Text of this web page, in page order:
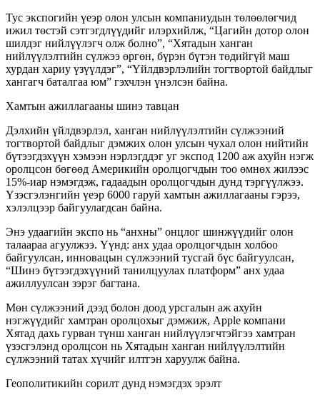
Тус экспогийн үеэр олон улсын компаниудын төлөөлөгчид
ижил төстэй сэтгэгдлүүдийг илэрхийлж, “Цагийн дотор олон
шилдэг нийлүүлэгч олж болно”, “Хятадын ханган
нийлүүлэлтийн сүлжээ өргөн, бүрэн бүтэн төдийгүй маш
хурдан хариу үзүүлдэг”, “Үйлдвэрлэлийн тогтвортой байдлыг
хангагч баталгаа юм” гэхчлэн үнэлсэн байна.
Хамтын ажиллагааны шинэ тавцан
Дэлхийн үйлдвэрлэл, ханган нийлүүлэлтийн сүлжээний
тогтвортой байдлыг дэмжих олон улсын чухал олон нийтийн
бүтээгдэхүүн хэмээн нэрлэгддэг уг экспод 1200 аж ахуйн нэгж
оролцсон бөгөөд Америкийн оролцогчдын тоо өмнөх жилээс
15%-иар нэмэгдэж, гадаадын оролцогчдын дунд тэргүүлжээ.
Үзэсгэлэнгийн үеэр 6000 гаруй хамтын ажиллагааны гэрээ,
хэлэлцээр байгуулагдсан байна.
Энэ удаагийн экспо нь “анхны” онцлог шинжүүдийг олон
талаараа агуулжээ. Үүнд: анх удаа оролцогчдын холбоо
байгуулсан, инновацын сүлжээний тусгай бүс байгуулсан,
“Шинэ бүтээгдэхүүний танилцуулах платформ” анх удаа
ажиллуулсан зэрэг багтана.
Мөн сүлжээний дээд болон доод урсгалын аж ахуйн
нэгжүүдийг хамтран оролцохыг дэмжиж, Apple компани
Хятад дахь гурван түнш ханган нийлүүлэгчтэйгээ хамтран
үзэсгэлэнд оролцсон нь Хятадын ханган нийлүүлэлтийн
сүлжээний татах хүчийг илтгэн харуулж байна.
Геополитикийн сорилт дунд нэмэгдэх эрэлт